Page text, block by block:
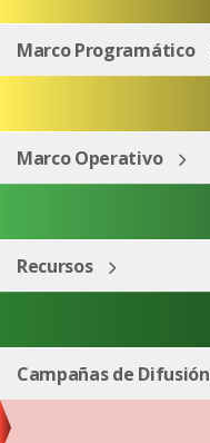
Marco Programático
Marco Operativo
Recursos
Campañas de Difusión